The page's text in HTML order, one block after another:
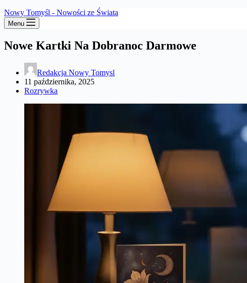
Nowy Tomyśl - Nowości ze Świata
Menu
Nowe Kartki Na Dobranoc Darmowe
Redakcja Nowy Tomysl
11 października, 2025
Rozrywka